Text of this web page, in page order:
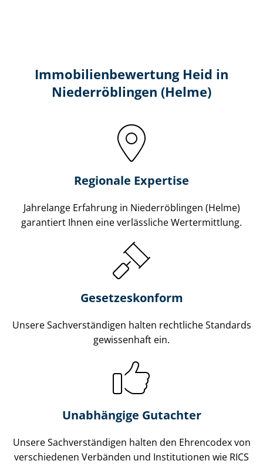
Immobilien­bewertung Heid in
Niederröblingen (Helme)
Regionale Expertise
Jahrelange Erfahrung in Niederröblingen (Helme)
garantiert Ihnen eine verlässliche Wertermittlung.
Gesetzes­konform
Unsere Sach­ver­stän­di­gen halten rechtliche Standards
gewissenhaft ein.
Unabhängige Gutachter
Unsere Sach­ver­stän­di­gen halten den Ehrencodex von
verschiedenen Verbänden und Institutionen wie RICS